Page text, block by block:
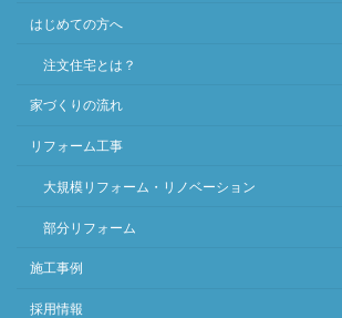
はじめての方へ
注文住宅とは？
家づくりの流れ
リフォーム工事
大規模リフォーム・リノベーション
部分リフォーム
施工事例
採用情報